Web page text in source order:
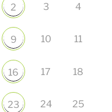
2 3 4
9 10 11
16 17 18
23 24 25